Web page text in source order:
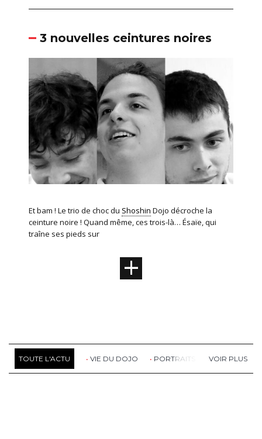
3 nouvelles ceintures noires
Et bam ! Le trio de choc du Shoshin Dojo décroche la
ceinture noire ! Quand même, ces trois-là… Ésaïe, qui
traîne ses pieds sur
+
TOUTE L'ACTU VIE DU DOJO PORTRAITS RETOUR DE